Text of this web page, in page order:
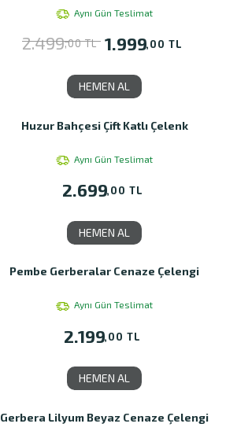
Aynı Gün Teslimat
2.499,00 TL 1.999,00 TL
HEMEN AL
Huzur Bahçesi Çift Katlı Çelenk
Aynı Gün Teslimat
2.699,00 TL
HEMEN AL
Pembe Gerberalar Cenaze Çelengi
Aynı Gün Teslimat
2.199,00 TL
HEMEN AL
Gerbera Lilyum Beyaz Cenaze Çelengi